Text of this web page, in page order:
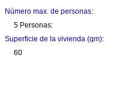
Número max. de personas:
5 Personas:
Superficie de la vivienda (qm):
60